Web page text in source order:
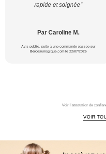
rapide et soignée”
Par Caroline M.
Avis publié, suite à une commande passée sur
Berceaumagique.com le 22/07/2026
Voir l'attestation de
VOIR